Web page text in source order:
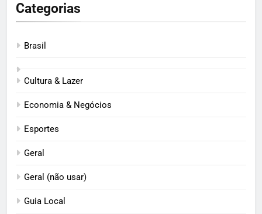
Categorias
Brasil
Cultura & Lazer
Economia & Negócios
Esportes
Geral
Geral (não usar)
Guia Local